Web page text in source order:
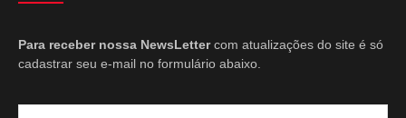
Para receber nossa NewsLettercom atualizações do site é só
cadastrar seu e-mail no formulário abaixo.